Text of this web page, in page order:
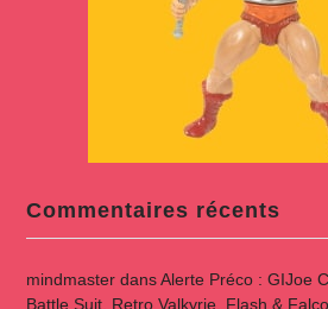
Commentaires récents
mindmasterdansAlerte Préco : GIJoe
Battle Suit, Retro Valkyrie, Flash &